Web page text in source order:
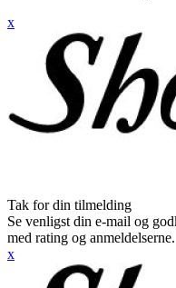
x
Tak for din tilmelding
Se venligst din e-mail og
med rating og anmeldelserne.
x